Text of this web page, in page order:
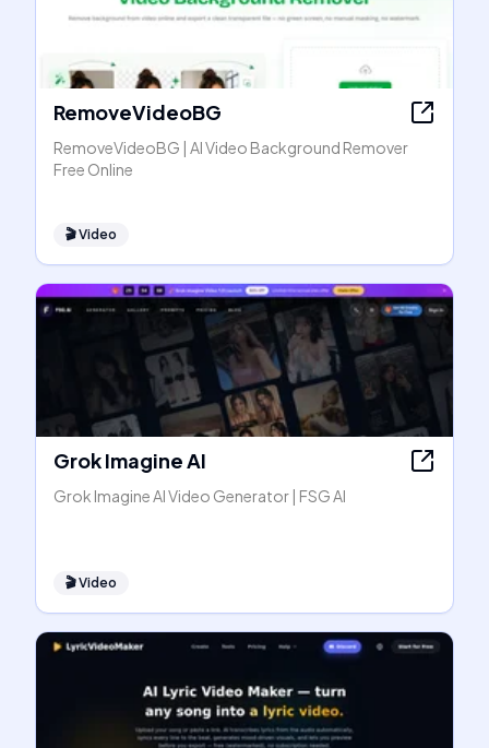
RemoveVideoBG
RemoveVideoBG | AI Video Background Remover
Free Online
🎬Video
Grok Imagine AI
Grok Imagine AI Video Generator | FSG AI
🎬Video